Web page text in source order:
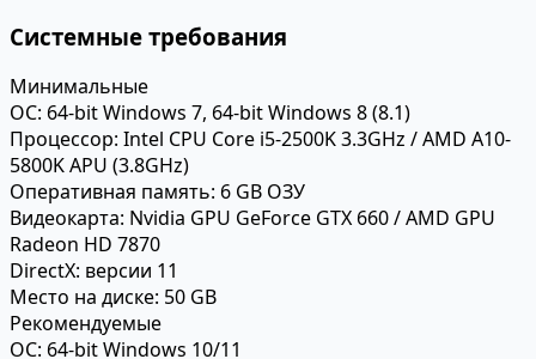
Системные требования
Минимальные
ОС: 64-bit Windows 7, 64-bit Windows 8 (8.1)
Процессор: Intel CPU Core i5-2500K 3.3GHz / AMD A10-
5800K APU (3.8GHz)
Оперативная память: 6 GB ОЗУ
Видеокарта: Nvidia GPU GeForce GTX 660 / AMD GPU
Radeon HD 7870
DirectX: версии 11
Место на диске: 50 GB
Рекомендуемые
ОС: 64-bit Windows 10/11